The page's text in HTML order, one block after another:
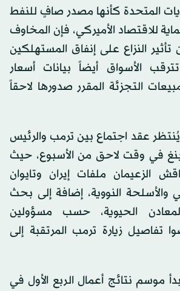
المتحدة كأنها مصدر صافٍ للنفط
للاقتصاد الأميركي، فإن المخاوف
تأثير النزاع على إنفاق المستهلكين
الأسواق أيضاً بيانات أسعار
التجزئة المقرر صدورها لاحقاً
عقد اجتماع بين ترمب والرئيس
في وقت لاحق من الأسبوع، حيث
الزعيمان ملفات إيران وتايوان
والأسلحة النووية، إضافة إلى بحث
الحيوية، حسب مسؤولين
تفاصيل زيارة ترمب المرتقبة إلى
موسم نتائج أعمال الربع الأول في